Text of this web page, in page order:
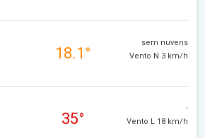
18.1°
sem nuvens
Vento N 3 km/h
35°
-
Vento L 18 km/h